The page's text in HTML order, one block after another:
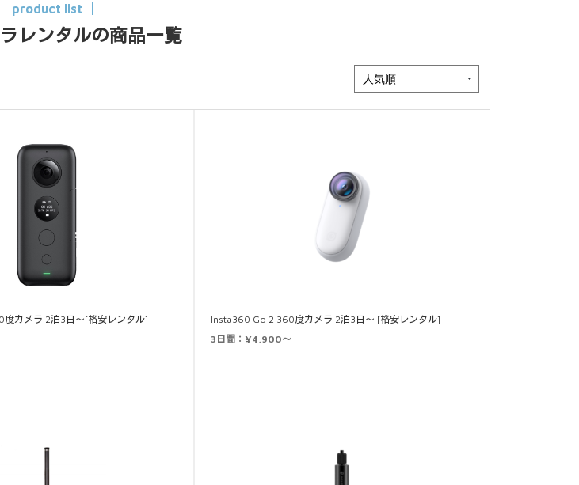
product list
レンタルの商品一覧
カメラ 2泊3日～[格安レンタル]
Insta360 Go 2 360度カメラ 2泊3日～ [格安レンタル]
3日間：¥4,900～